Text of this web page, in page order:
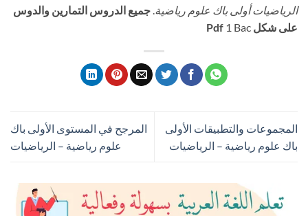
الرياضيات أولى باك علوم رياضية.جميع الدروس التمارين والدوس
على شكل Pdf 1 Bac
المجموعات والتطبيقات الأولى
باك علوم رياضية – الرياضيات
المرجح في المستوى الأولى باك
علوم رياضية – الرياضيات